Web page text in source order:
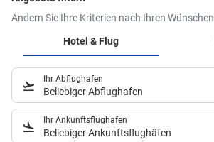
Ändern Sie Ihre Kriterien nach Ihren Wünschen
Hotel & Flug
Ihr Abflughafen
Beliebiger Abflughafen
Ihr Ankunftsflughafen
Beliebiger Ankunftsflughäfen